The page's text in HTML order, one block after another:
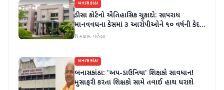
બનાસકાંઠા
ડીસા કોર્ટનો ઐતિહાસિક ચુકાદો: સાપરાધ
માનવવધના કેસમાં ૩ આરોપીઓને ૧૦ વર્ષની કેદ
અને ૬ લાખનો દંડ
8 કલાક પહેલા
બનાસકાંઠા
બનાસકાંઠા: 'અપ-ડાઉનિયા' શિક્ષકો સાવધાન!
મુસાફરી કરતા શિક્ષકો સામે તવાઈ હાથ ધરાશે